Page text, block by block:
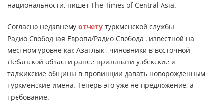
национальности, пишет The Times of Central Asia.
Согласно недавнему отчету туркменской службы
Радио Свободная Европа/Радио Свобода , известной на
местном уровне как Азатлык , чиновники в восточной
Лебапской области ранее призывали узбекские и
таджикские общины в провинции давать новорожденным
туркменские имена. Теперь это уже не предложение, а
требование.